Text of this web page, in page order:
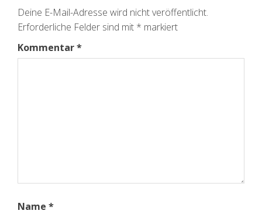
Deine E-Mail-Adresse wird nicht veröffentlicht.
Erforderliche Felder sind mit * markiert
Kommentar*
Name *